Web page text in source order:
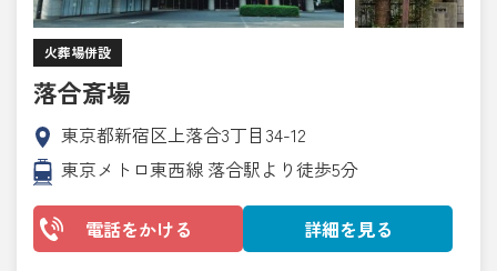
火葬場併設
落合斎場
東京都新宿区上落合3丁目34-12
東京メトロ東西線 落合駅より徒歩5分
電話をかける 詳細を見る